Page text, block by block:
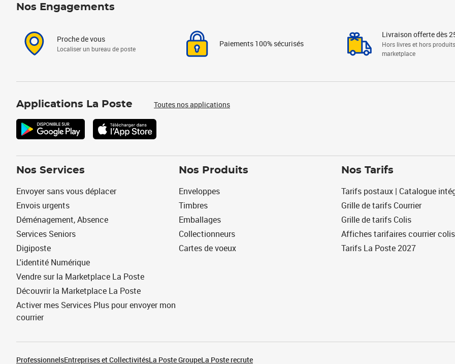
Nos Engagements
Proche de vous
Localiser un bureau de poste
Paiements 100% sécurisés
Livraison offerte dès
Hors livres et hors produits
marketplace
Applications La Poste Toutes nos applications
Nos Services
Envoyer sans vous déplacer
Envois urgents
Déménagement, Absence
Services Seniors
Digiposte
L'identité Numérique
Vendre sur la Marketplace La Poste
Découvrir la Marketplace La Poste
Activer mes Services Plus pour envoyer mon
courrier
Nos Produits
Enveloppes
Timbres
Emballages
Collectionneurs
Cartes de voeux
Nos Tarifs
Tarifs postaux | Catalogue
Grille de tarifs Courrier
Grille de tarifs Colis
Affiches tarifaires courrier colis
Tarifs La Poste 2027
ProfessionnelsEntreprises et CollectivitésLa Poste GroupeLa Poste recrute